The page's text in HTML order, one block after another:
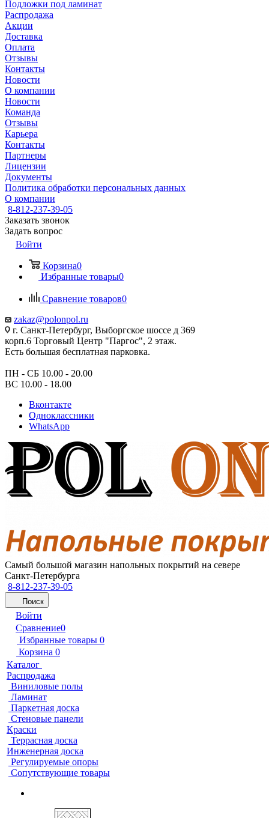
Подложки под ламинат
Распродажа
Акции
Доставка
Оплата
Отзывы
Контакты
Новости
О компании
Новости
Команда
Отзывы
Карьера
Контакты
Партнеры
Лицензии
Документы
Политика обработки персональных данных
О компании
8-812-237-39-05
Заказать звонок
Задать вопрос
Войти
Корзина0
Избранные товары0
Сравнение товаров0
zakaz@polonpol.ru
г. Санкт-Петербург, Выборгское шоссе д 369
корп.6 Торговый Центр "Паргос", 2 этаж.
Есть большая бесплатная парковка.
ПН - СБ 10.00 - 20.00
ВС 10.00 - 18.00
Вконтакте
Одноклассники
WhatsApp
Самый большой магазин напольных покрытий на севере
Санкт-Петербурга
8-812-237-39-05
Поиск
Войти
Сравнение0
Избранные товары 0
Корзина 0
Каталог
Распродажа
Виниловые полы
Ламинат
Паркетная доска
Стеновые панели
Краски
Террасная доска
Инженерная доска
Регулируемые опоры
Сопутствующие товары